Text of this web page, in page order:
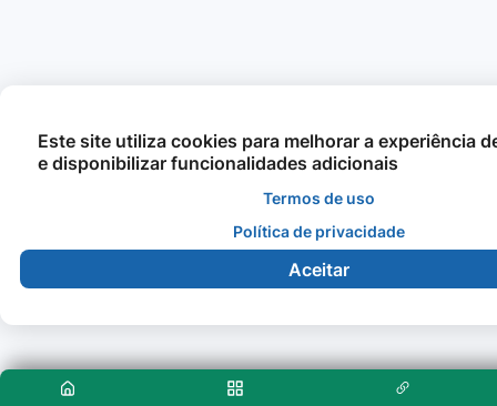
Este site utiliza cookies para melhorar a experiência
e disponibilizar funcionalidades adicionais
Termos de uso
Política de privacidade
Aceitar